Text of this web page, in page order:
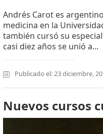
Andrés Carot es
medicina en la
también cursó su
casi diez años se unió a...
Publicado el: 23 diciembre,
Nuevos cursos